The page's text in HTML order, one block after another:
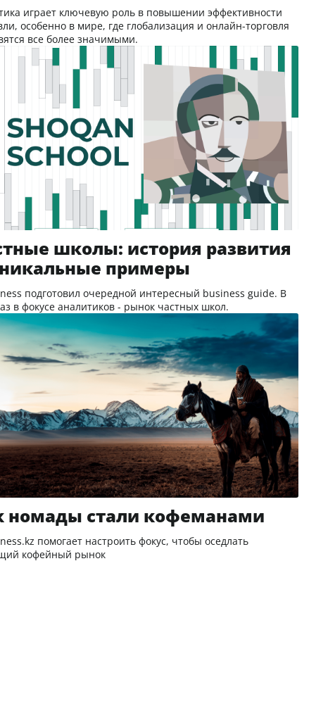
играет ключевую роль в повышении эффективности
особенно в мире, где глобализация и онлайн-торговля
все более значимыми.
школы: история развития
примеры
подготовил очередной интересный business guide. В
в фокусе аналитиков - рынок частных школ.
номады стали кофеманами
помогает настроить фокус, чтобы оседлать
кофейный рынок